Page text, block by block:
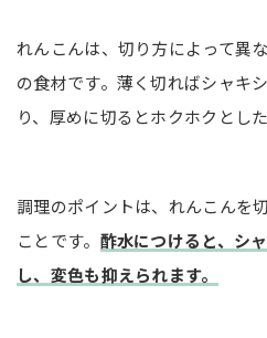
れんこんは、切り方によって異
の食材です。薄く切ればシャキ
り、厚めに切るとホクホクとし
調理のポイントは、れんこんを
ことです。 酢水につけると、シ
し、変色も抑えられます。